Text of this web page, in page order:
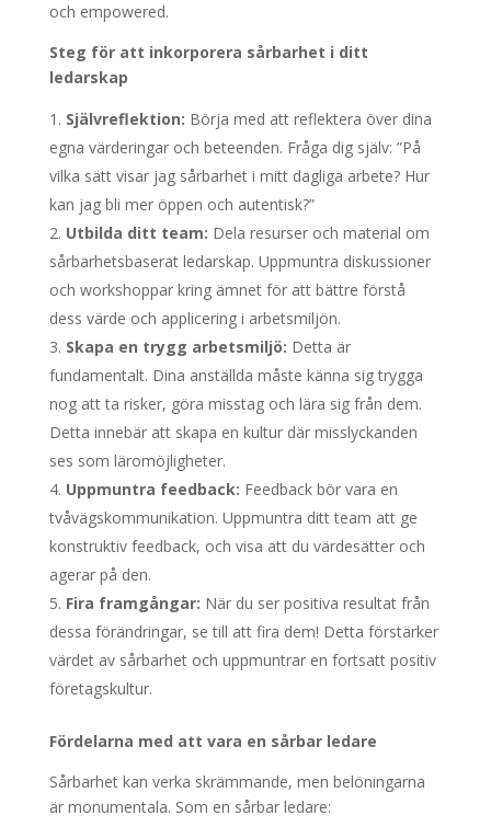
och empowered.
Steg för att inkorporera sårbarhet i ditt
ledarskap
Självreflektion: Börja med att reflektera över dina
egna värderingar och beteenden. Fråga dig själv: ”På
vilka sätt visar jag sårbarhet i mitt dagliga arbete? Hur
kan jag bli mer öppen och autentisk?”
Utbilda ditt team: Dela resurser och material om
sårbarhetsbaserat ledarskap. Uppmuntra diskussioner
och workshoppar kring ämnet för att bättre förstå
dess värde och applicering i arbetsmiljön.
Skapa en trygg arbetsmiljö: Detta är
fundamentalt. Dina anställda måste känna sig trygga
nog att ta risker, göra misstag och lära sig från dem.
Detta innebär att skapa en kultur där misslyckanden
ses som läromöjligheter.
Uppmuntra feedback: Feedback bör vara en
tvåvägskommunikation. Uppmuntra ditt team att ge
konstruktiv feedback, och visa att du värdesätter och
agerar på den.
Fira framgångar: När du ser positiva resultat från
dessa förändringar, se till att fira dem! Detta förstärker
värdet av sårbarhet och uppmuntrar en fortsatt positiv
företagskultur.
Fördelarna med att vara en sårbar ledare
Sårbarhet kan verka skrämmande, men belöningarna
är monumentala. Som en sårbar ledare: